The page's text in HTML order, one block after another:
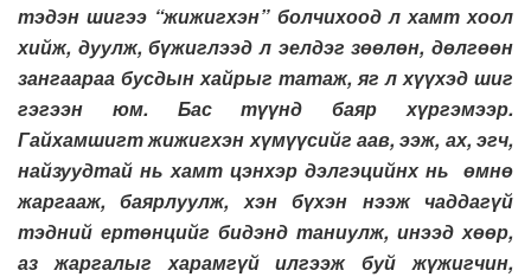
тэдэн шигээ “жижигхэн” болчихоод л хамт хоол
хийж, дуулж, бүжиглээд л эелдэг зөөлөн, дөлгөөн
зангаараа бусдын хайрыг татаж, яг л хүүхэд шиг
гэгээн юм. Бас түүнд баяр хүргэмээр.
Гайхамшигт жижигхэн хүмүүсийг аав, ээж, ах, эгч,
найзуудтай нь хамт цэнхэр дэлгэцийнх нь өмнө
жаргааж, баярлуулж, хэн бүхэн нээж чаддагүй
тэдний ертөнцийг бидэнд таниулж, инээд хөөр,
аз жаргалыг харамгүй илгээж буй жүжигчин,